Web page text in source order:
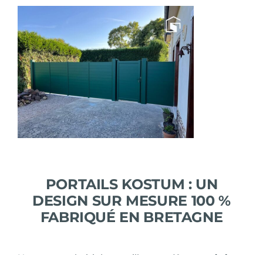
PORTAILS KOSTUM : UN
DESIGN SUR MESURE 100 %
FABRIQUÉ EN BRETAGNE